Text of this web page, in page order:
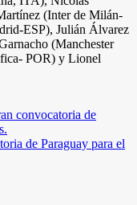
(Inter de Milán-
ESP), Julián Álvarez
(Manchester
POR) y Lionel
convocatoria de
de Paraguay para el